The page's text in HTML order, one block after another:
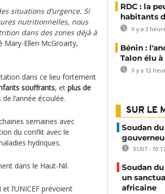
situations d’urgence. Si
nutritionnelles, nous
dans des zones déjà à
Mary-Ellen McGroarty,
dans ce lieu fortement
souffrants, et plus de
l’année écoulée.
semaines avec
du conflit avec le
hydriques.
dans le Haut-Nil.
l’UNICEF prévoient
RDC : la
habitants
Il y a 3
Bénin :
Talon élu
Il y a 12
SUR LE
Soudan
31/07 -
Soudan
un
africaine